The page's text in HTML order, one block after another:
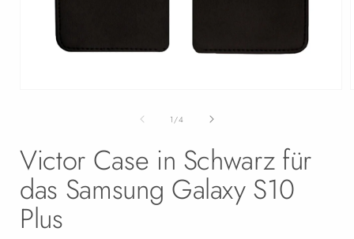
1 /von
4
Victor Case in Schwarz für
das Samsung Galaxy S10
Plus